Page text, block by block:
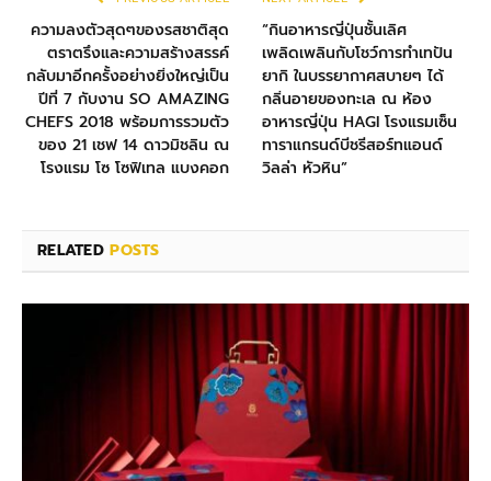
ความลงตัวสุดๆของรสชาติสุด
ตราตรึงและความสร้างสรรค์
กลับมาอีกครั้งอย่างยิ่งใหญ่เป็น
ปีที่ 7 กับงาน SO AMAZING
CHEFS 2018 พร้อมการรวมตัว
ของ 21 เชฟ 14 ดาวมิชลิน ณ
โรงแรม โซ โซฟิเทล แบงคอก
“กินอาหารญี่ปุ่นชั้นเลิศ
เพลิดเพลินกับโชว์การทำเทปัน
ยากิ ในบรรยากาศสบายๆ ได้
กลิ่นอายของทะเล ณ ห้อง
อาหารญี่ปุ่น HAGI โรงแรมเซ็น
ทาราแกรนด์บีชรีสอร์ทแอนด์
วิลล่า หัวหิน”
RELATEDPOSTS